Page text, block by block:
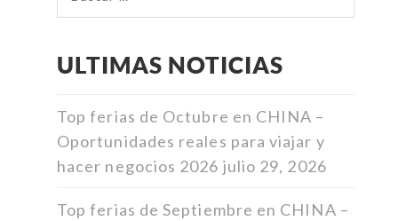
ULTIMAS NOTICIAS
Top ferias de Octubre en CHINA –
Oportunidades reales para viajar y
hacer negocios 2026 julio 29, 2026
Top ferias de Septiembre en CHINA –